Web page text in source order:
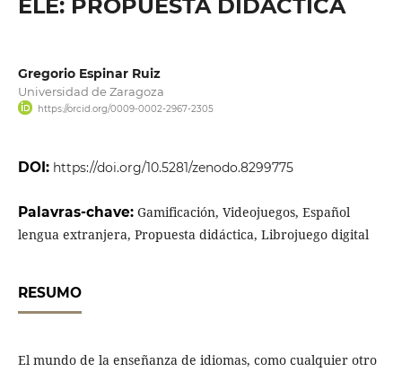
ELE: PROPUESTA DIDÁCTICA
Gregorio Espinar Ruiz
Universidad de Zaragoza
https://orcid.org/0009-0002-2967-2305
DOI: https://doi.org/10.5281/zenodo.8299775
Palavras-chave: Gamificación, Videojuegos, Español
lengua extranjera, Propuesta didáctica, Librojuego digital
RESUMO
El mundo de la enseñanza de idiomas, como cualquier otro